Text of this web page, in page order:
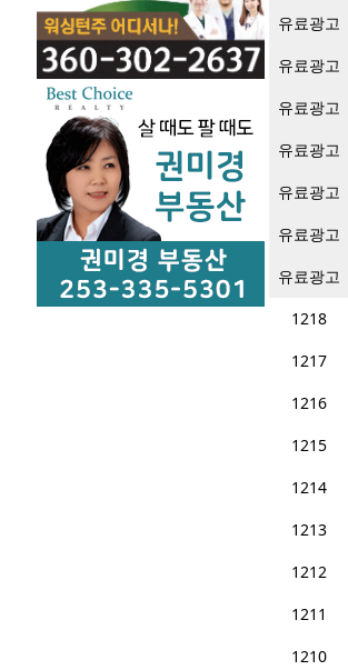
유료광고
유료광고
유료광고
유료광고
유료광고
유료광고
유료광고
1218
1217
1216
1215
1214
1213
1212
1211
1210